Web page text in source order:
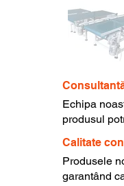
Echipa
produsul
Calitate
Produsele
garantând